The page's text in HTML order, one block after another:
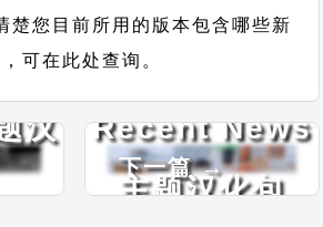
楚您目前所用的版本包含哪些新
可在此处查询。
汉
下一篇 →
Recent News
主题汉化包